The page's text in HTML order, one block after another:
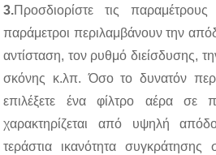
3.Προσδιορίστε τις
παράμετροι περιλαμβάνουν την
αντίσταση, τον ρυθμό διείσδυσης,
σκόνης κ.λπ. Όσο το δυνατόν
επιλέξετε ένα φίλτρο αέρα σε
χαρακτηρίζεται από υψηλή
τεράστια ικανότητα συγκράτησης